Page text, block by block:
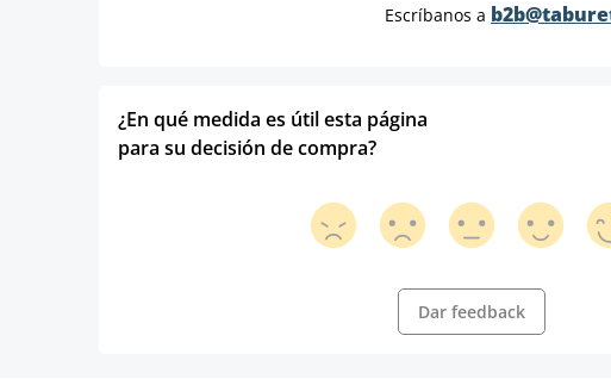
Escríbanos a
¿En qué medida es útil esta página
para su decisión de compra?
Dar feedback